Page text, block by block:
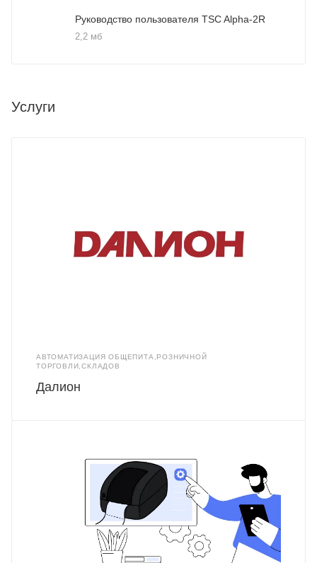
Руководство пользователя TSC Alpha-2R
2,2 мб
Услуги
АВТОМАТИЗАЦИЯ ОБЩЕПИТА,РОЗНИЧНОЙ
ТОРГОВЛИ,СКЛАДОВ
Далион